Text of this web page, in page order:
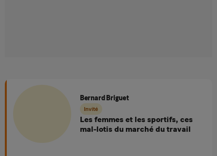
Bernard Briguet
Invité
Les femmes et les sportifs, ces
mal-lotis du marché du travail